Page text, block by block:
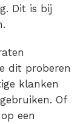
Dit is bij
dit proberen
klanken
Of
een